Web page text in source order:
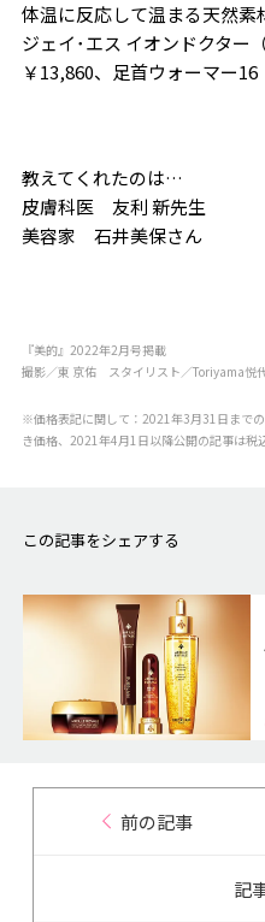
体温に反応して温まる天然素
ジェイ･エス イオンドクター
￥13,860、足首ウォーマー
教えてくれたのは…
皮膚科医 友利 新先生
美容家 石井美保さん
『美的』2022年2月号掲載
撮影／東 京佑 スタイリスト／Toriyama
※価格表記に関して：2021年3月31日まで
き価格、2021年4月1日以降公開の記事は税
この記事をシェアする
前の記事
記